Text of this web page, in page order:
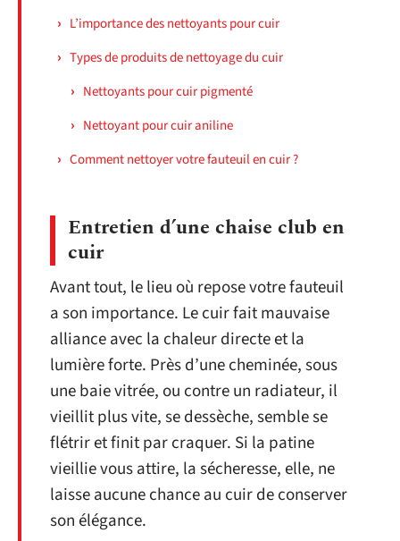
L’importance des nettoyants pour cuir
Types de produits de nettoyage du cuir
Nettoyants pour cuir pigmenté
Nettoyant pour cuir aniline
Comment nettoyer votre fauteuil en cuir ?
Entretien d’une chaise club en
cuir
Avant tout, le lieu où repose votre fauteuil
a son importance. Le cuir fait mauvaise
alliance avec la chaleur directe et la
lumière forte. Près d’une cheminée, sous
une baie vitrée, ou contre un radiateur, il
vieillit plus vite, se dessèche, semble se
flétrir et finit par craquer. Si la patine
vieillie vous attire, la sécheresse, elle, ne
laisse aucune chance au cuir de conserver
son élégance.